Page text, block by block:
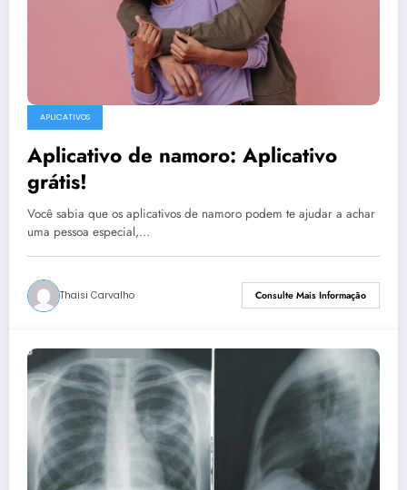
APLICATIVOS
Aplicativo de namoro: Aplicativo
grátis!
Você sabia que os aplicativos de namoro podem te ajudar a achar
uma pessoa especial,…
Thaisi Carvalho Consulte Mais Informação